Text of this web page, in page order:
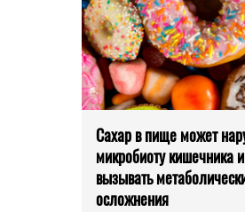
Сахар в пище может
микробиоту кишечника и
вызывать
осложнения